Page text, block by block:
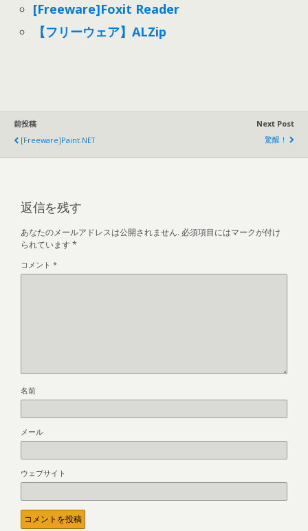
[Freeware]Foxit Reader
【フリーウェア】ALZip
前投稿
[Freeware]Paint.NET
Next Post
驚醒！
返信を残す
あなたのメールアドレスは公開されません. 必須項目にはマークが付け
られています *
コメント *
名前
メール
ウェブサイト